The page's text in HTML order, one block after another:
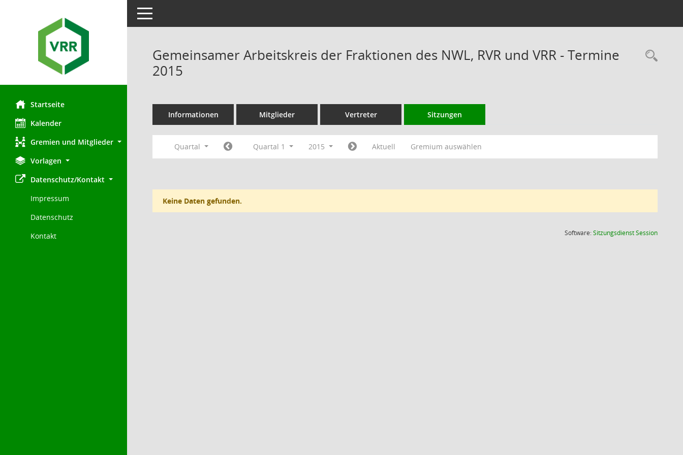
Startseite
Kalender
Gremien und Mitglieder
Vorlagen
Datenschutz/Kontakt
Impressum
Datenschutz
Kontakt
Toggle navigation
Gemeinsamer Arbeitskreis der Fraktionen des NWL, RVR und VRR - Termine
2015
Informationen Mitglieder Vertreter Sitzungen
Quartal Quartal 1 2015 Aktuell Gremium auswählen
Keine Daten gefunden.
Software:SitzungsdienstSession(Wird in